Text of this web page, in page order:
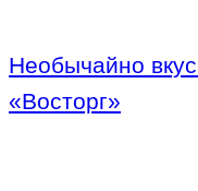
Необычайно
«Восторг»